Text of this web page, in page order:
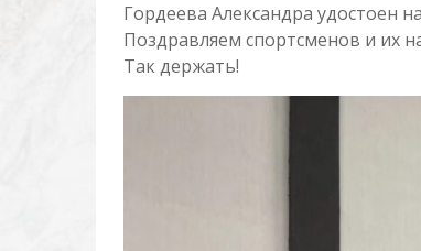
Гордеева Александра удостоен
Поздравляем спортсменов и их
Так держать!